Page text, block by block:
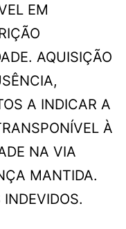
EM
AQUISIÇÃO
A INDICAR A
À
NA VIA
MANTIDA.